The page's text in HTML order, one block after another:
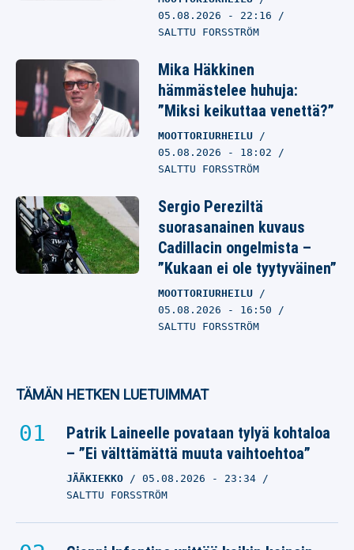
05.08.2026 - 22:16
SALTTU FORSSTRÖM
Mika Häkkinen
hämmästelee huhuja:
”Miksi keikuttaa venettä?”
MOOTTORIURHEILU
05.08.2026 - 18:02
SALTTU FORSSTRÖM
Sergio Pereziltä
suorasanainen kuvaus
Cadillacin ongelmista –
”Kukaan ei ole tyytyväinen”
MOOTTORIURHEILU
05.08.2026 - 16:50
SALTTU FORSSTRÖM
TÄMÄN HETKEN LUETUIMMAT
Patrik Laineelle povataan tylyä kohtaloa
– ”Ei välttämättä muuta vaihtoehtoa”
JÄÄKIEKKO 05.08.2026 - 23:34
SALTTU FORSSTRÖM